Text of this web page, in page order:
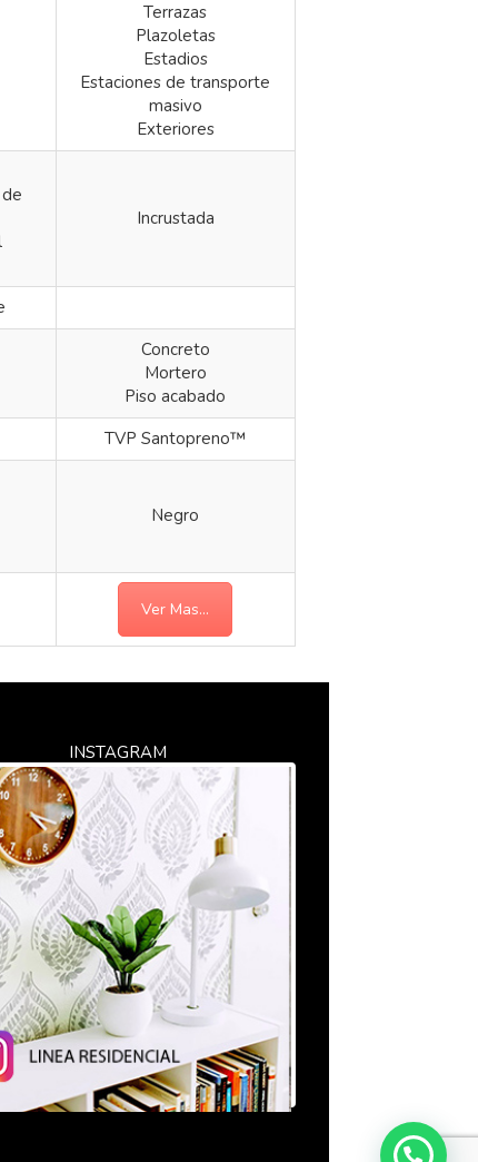
Terrazas
Plazoletas
Estadios
Estaciones de transporte
masivo
Exteriores
Incrustada
Concreto
Mortero
Piso acabado
TVP Santopreno™
Negro
Ver Mas...
INSTAGRAM